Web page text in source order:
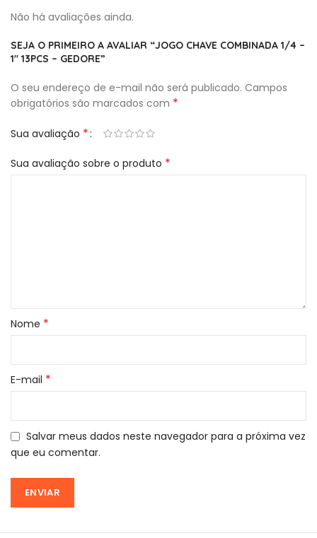
Não há avaliações ainda.
SEJA O PRIMEIRO A AVALIAR “JOGO CHAVE COMBINADA 1/4 –
1″ 13PCS – GEDORE”
O seu endereço de e-mail não será publicado. Campos
obrigatórios são marcados com *
Sua avaliação *
Sua avaliação sobre o produto *
Nome *
E-mail *
Salvar meus dados neste navegador para a próxima vez
que eu comentar.